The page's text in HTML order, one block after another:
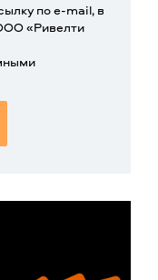
по e-mail, в
«Ривелти